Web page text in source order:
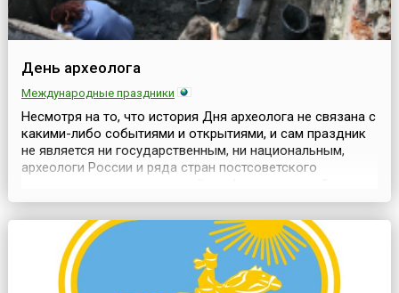
День археолога
Международные праздники
Несмотря на то, что история Дня археолога не связана с
какими-либо событиями и открытиями, и сам праздник
не является ни государственным, ни национальным,
археологи России и ряда стран постсоветского
праздник 15 августа. Существует несколько версий
истории его возникновения. По одной из них, традиция
отмечать 15 августа День археолога сложилась в ССС...